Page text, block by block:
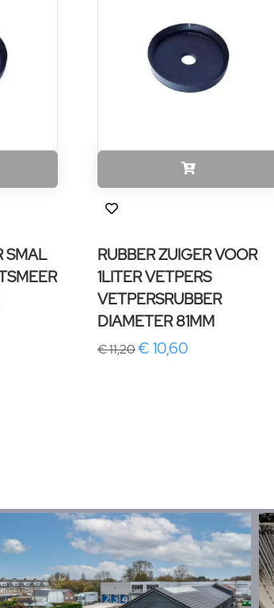
SMAL
RUBBER ZUIGER VOOR
1LITER VETPERS
VETPERSRUBBER
DIAMETER 81MM
€ 11,20€ 10,60